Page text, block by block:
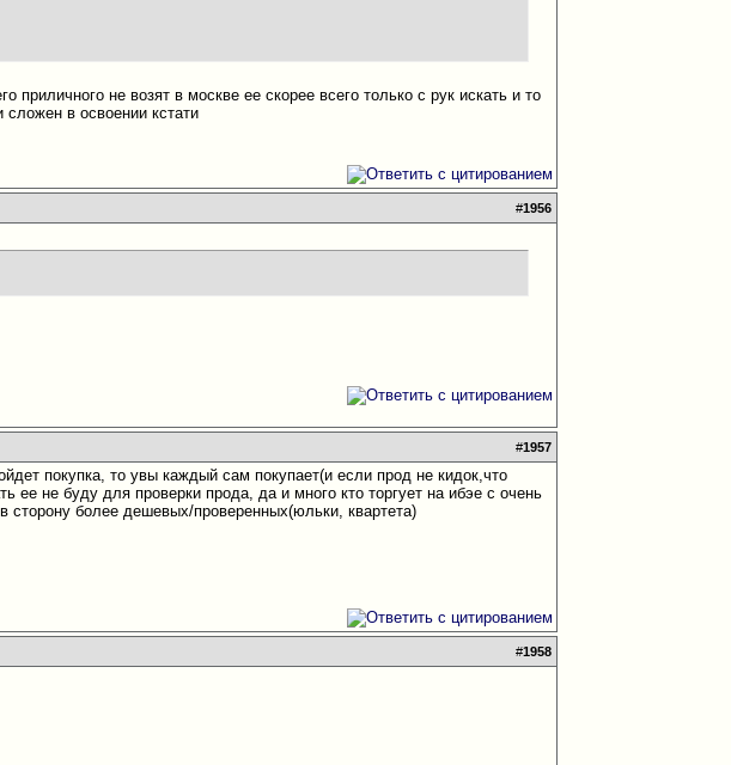
приличного не возят в москве ее скорее всего только с рук искать и то
в освоении кстати
#1956
#1957
покупка, то увы каждый сам покупает(и если прод не кидок,что
ее не буду для проверки прода, да и много кто торгует на ибэе с очень
сторону более дешевых/проверенных(юльки, квартета)
#1958